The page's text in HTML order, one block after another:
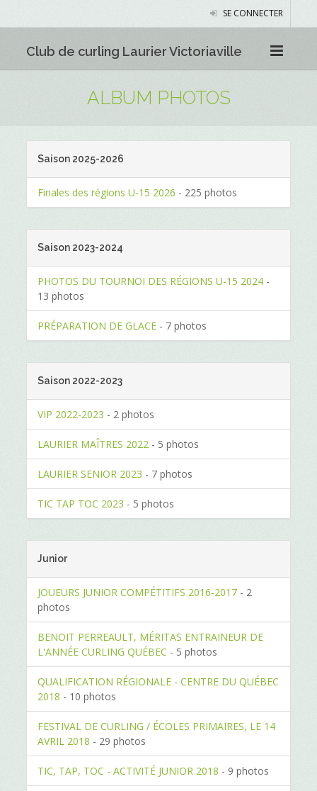
SE CONNECTER
Club de curling Laurier Victoriaville
ALBUM PHOTOS
Saison 2025-2026
Finales des régions U-15 2026 - 225 photos
Saison 2023-2024
PHOTOS DU TOURNOI DES RÉGIONS U-15 2024 -
13 photos
PRÉPARATION DE GLACE - 7 photos
Saison 2022-2023
VIP 2022-2023 - 2 photos
LAURIER MAÎTRES 2022 - 5 photos
LAURIER SENIOR 2023 - 7 photos
TIC TAP TOC 2023 - 5 photos
Junior
JOUEURS JUNIOR COMPÉTITIFS 2016-2017 - 2
photos
BENOIT PERREAULT, MÉRITAS ENTRAINEUR DE
L'ANNÉE CURLING QUÉBEC - 5 photos
QUALIFICATION RÉGIONALE - CENTRE DU QUÉBEC
2018 - 10 photos
FESTIVAL DE CURLING / ÉCOLES PRIMAIRES, LE 14
AVRIL 2018 - 29 photos
TIC, TAP, TOC - ACTIVITÉ JUNIOR 2018 - 9 photos